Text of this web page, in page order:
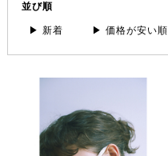
並び順
▶ 新着 ▶ 価格が安い順